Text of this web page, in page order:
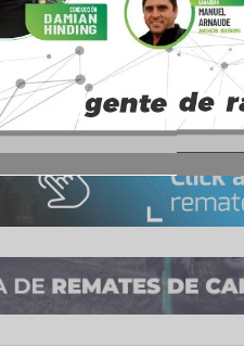
abierto son focos
son sujetos
ganadero asentadas
medirá y aplicará en
de cada
dirigentes que
del campo y de